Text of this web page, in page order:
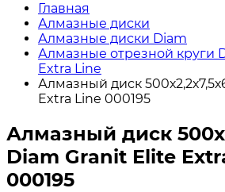
Главная
Алмазные диски
Алмазные диски Diam
Алмазные отрезной круги
Extra Line
Алмазный диск
Extra Line 000195
Алмазный диск
Diam Granit Elite
000195